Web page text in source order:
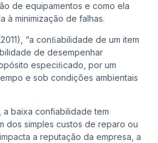
de equipamentos e como ela
à minimização de falhas.
“a conﬁabilidade de um item
de desempenhar
especiﬁcado, por um
e sob condições ambientais
a baixa confiabilidade tem
dos simples custos de reparo ou
a reputação da empresa, a